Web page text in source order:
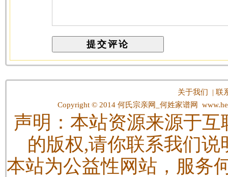
关于我们 |联
Copyright © 2014 何氏宗亲网_何姓家谱网
声明：本站资源来源于
的版权,请你联系我们
本站为公益性网站，服务